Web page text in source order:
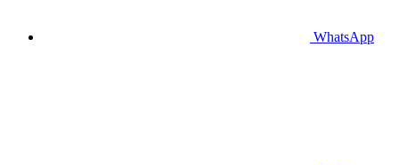
WhatsApp